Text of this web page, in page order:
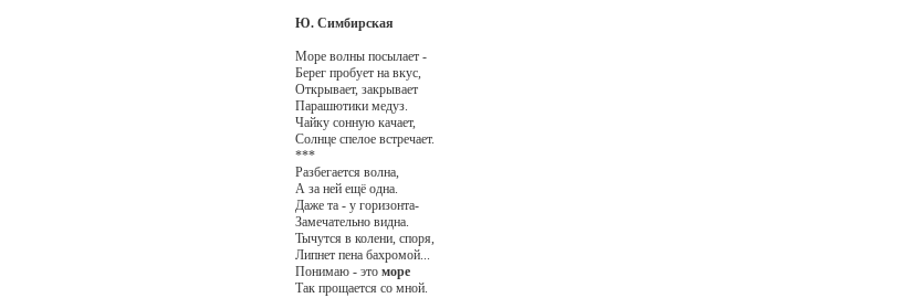
Ю. Симбирская
Море волны посылает -
Берег пробует на вкус,
Открывает, закрывает
Парашютики медуз.
Чайку сонную качает,
Солнце спелое встречает.
***
Разбегается волна,
А за ней ещё одна.
Даже та - у горизонта-
Замечательно видна.
Тычутся в колени, споря,
Липнет пена бахромой...
Понимаю - этоморе
Так прощается со мной.